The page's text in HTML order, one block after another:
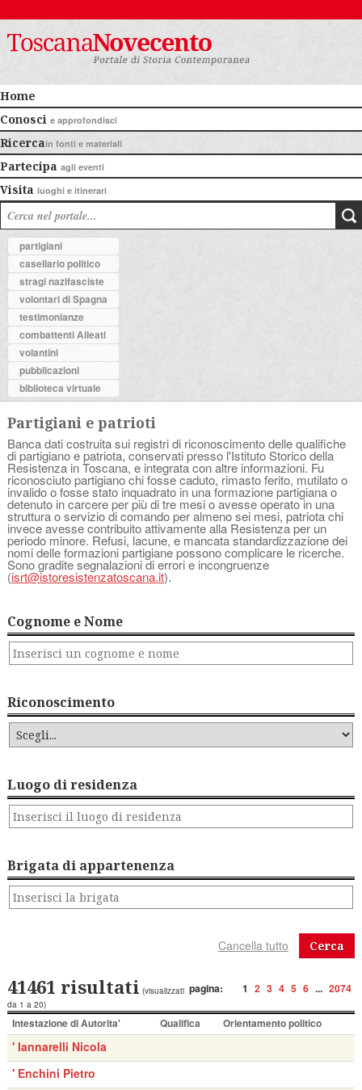
Home
Conosci e approfondisci
Ricercain fonti e materiali
Partecipa agli eventi
Visita luoghi e itinerari
partigiani
casellario politico
stragi nazifasciste
volontari di Spagna
testimonianze
combattenti Alleati
volantini
pubblicazioni
biblioteca virtuale
Partigiani e patrioti
Banca dati costruita sui registri di riconoscimento delle qualifiche
di partigiano e patriota, conservati presso l'Istituto Storico della
Resistenza in Toscana, e integrata con altre informazioni. Fu
riconosciuto partigiano chi fosse caduto, rimasto ferito, mutilato o
invalido o fosse stato inquadrato in una formazione partigiana o
detenuto in carcere per più di tre mesi o avesse operato in una
struttura o servizio di comando per almeno sei mesi, patriota chi
invece avesse contribuito attivamente alla Resistenza per un
periodo minore. Refusi, lacune, e mancata standardizzazione dei
nomi delle formazioni partigiane possono complicare le ricerche.
Sono gradite segnalazioni di errori e incongruenze
(isrt@istoresistenzatoscana.it).
Cognome e Nome
Riconoscimento
Luogo di residenza
Brigata di appartenenza
Cerca
pagina: 1 2 3 4 5 6 ... 2074
41461 risultati (visualizzati
da 1 a 20)
Intestazione di Autorita' Qualifica Orientamento politico
' Iannarelli Nicola
' Enchini Pietro